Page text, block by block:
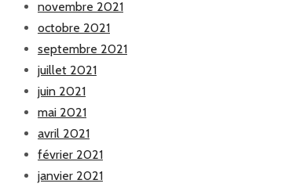
novembre 2021
octobre 2021
septembre 2021
juillet 2021
juin 2021
mai 2021
avril 2021
février 2021
janvier 2021